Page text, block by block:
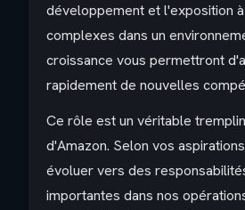
développement et l'exposition
complexes dans un
croissance vous permettront
rapidement de nouvelles
Ce rôle est un véritable
d'Amazon. Selon vos
évoluer vers des
importantes dans nos